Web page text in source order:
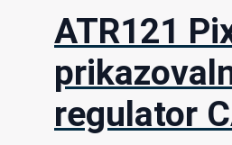
ATR121
regulator